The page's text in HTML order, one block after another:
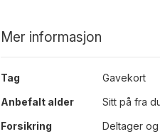
Mer informasjon
Mer
Tag
Gavekort
Anbefalt alder
Sitt på fra
Forsikring
Deltager